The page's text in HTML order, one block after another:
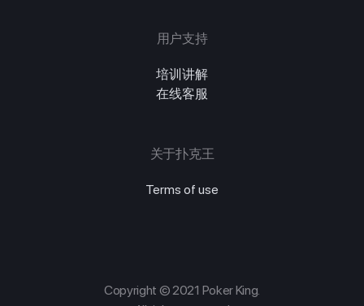
用户支持
培训讲解
在线客服
关于扑克王
Terms of use
Copyright © 2021 Poker King.